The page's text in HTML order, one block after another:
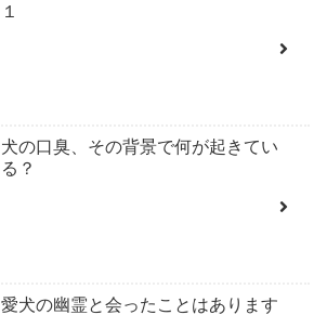
１
犬の口臭、その背景で何が起きてい
る？
愛犬の幽霊と会ったことはあります